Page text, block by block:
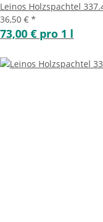
Leinos Holzspachtel
36,50 € *
73,00 € pro 1 l